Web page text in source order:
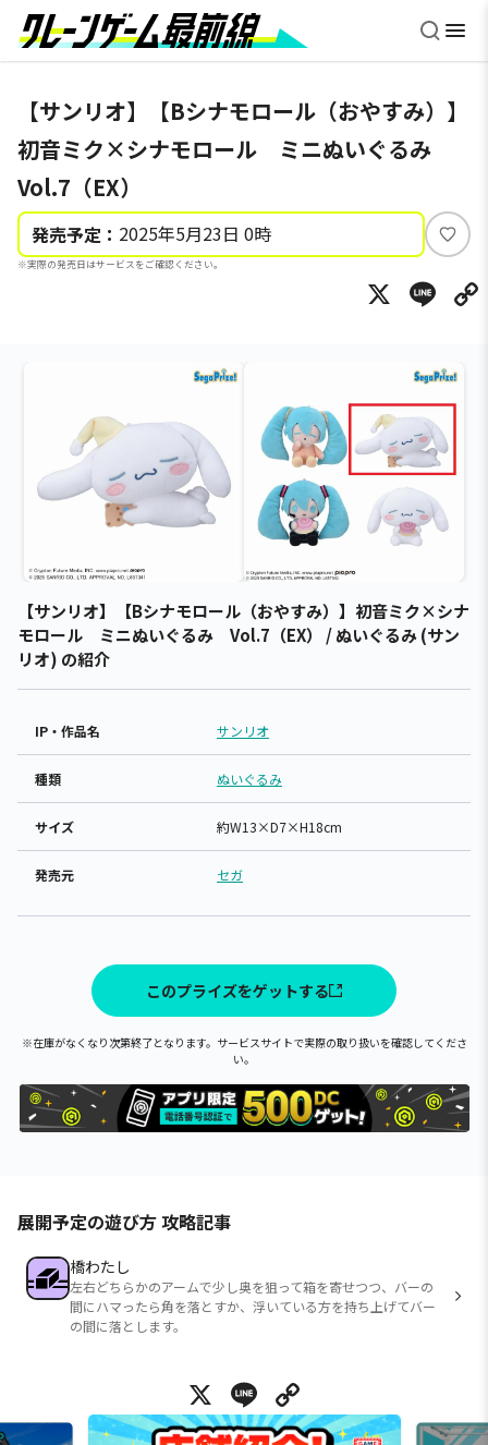
【サンリオ】【Bシナモロール（おやすみ）】
初音ミク×シナモロール ミニぬいぐるみ
Vol.7（EX）
発売予定： 2025年5月23日 0時
※実際の発売日はサービスをご確認ください。
い
ね
X
【サンリオ】【Bシナモロール（おやすみ）】初音ミク×シナ
モロール ミニぬいぐるみ Vol.7（EX） / ぬいぐるみ (サン
リオ) の紹介
IP・作品名 サンリオ
種類 ぬいぐるみ
サイズ 約W13×D7×H18cm
発売元 セガ
このプライズをゲットする
※在庫がなくなり次第終了となります。サービスサイトで実際の取り扱いを確認してくださ
い。
展開予定の遊び方 攻略記事
橋わたし
左右どちらかのアームで少し奥を狙って箱を寄せつつ、バーの
間にハマったら角を落とすか、浮いている方を持ち上げてバー
の間に落とします。
X Line